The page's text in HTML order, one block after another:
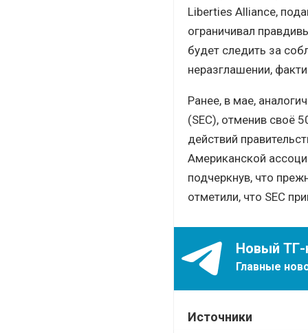
Liberties Alliance,
ограничивал
будет следить за
неразглашении,
Ранее, в мае,
(SEC), отменив своё
действий
Американской
подчеркнув, что
отметили, что SEC
Новый ТГ-
Главные
Источники